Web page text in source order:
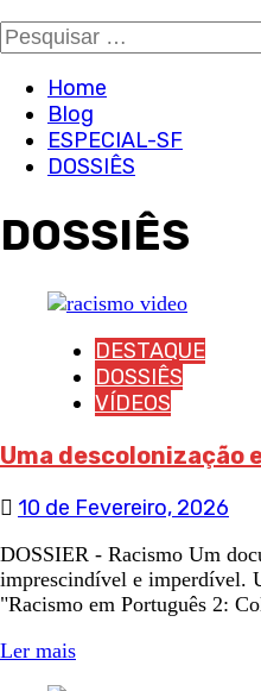
Pesquisar
por:
Home
Blog
ESPECIAL-SF
DOSSIÊS
DOSSIÊS
DESTAQUE
DOSSIÊS
VÍDEOS
Uma descolonização
10 de Fevereiro, 2026
DOSSIER - Racismo Um
imprescindível e imperdível.
"Racismo em Português 2:
Ler mais